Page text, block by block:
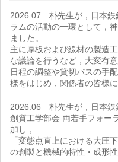
2026.07 朴先生が，日本鉄
ラムの活動の一環として，
ました。
主に厚板および線材の製造
な議論を行うなど，大変有
日程の調整や貸切バスの手
様をはじめ，関係者の皆様
2026.06 朴先生が，日本鉄
創質工学部会 両若手フォー
加し，
「変態点直上における大圧
の創製と機械的特性・成形